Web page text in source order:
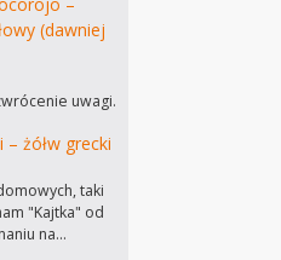
(dawniej
uwagi.
żółw grecki
taki
"Kajtka" od
na…